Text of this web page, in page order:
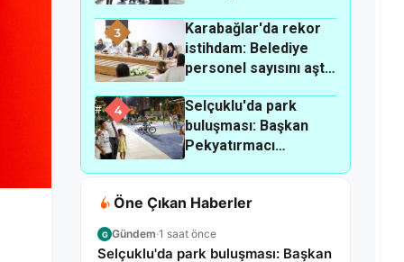
merkezine
dönüşüyor!
3
Karabağlar'da rekor
istihdam: Belediye
personel sayısını aştı,
oldu!
4
Selçuklu'da park
buluşması: Başkan
Pekyatırmacı
buluştu!
Öne Çıkan Haberler
G Gündem·1 saat önce
Selçuklu'da park buluşması: Başkan